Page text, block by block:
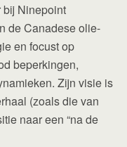
bij Ninepoint
de Canadese olie-
en focust op
beperkingen,
Zijn visie is
(zoals die van
naar een “na de